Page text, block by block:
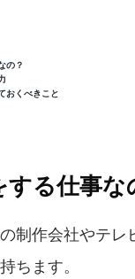
の？
おくべきこと
する仕事な
制作会社やテレ
ちます。